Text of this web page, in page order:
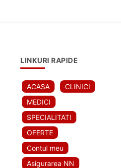
LINKURI RAPIDE
ACASA
CLINICI
MEDICI
SPECIALITATI
OFERTE
Contul meu
Asigurarea NN